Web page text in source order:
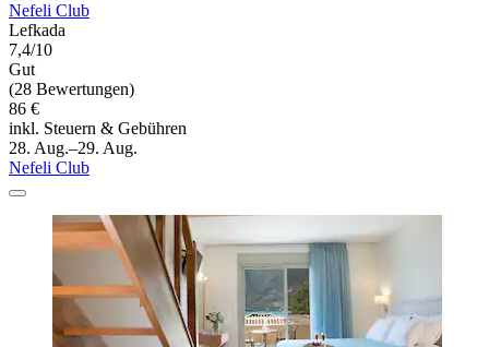
Nefeli Club
Lefkada
7,4/10
Gut
(28 Bewertungen)
86 €
inkl. Steuern & Gebühren
28. Aug.–29. Aug.
Nefeli Club